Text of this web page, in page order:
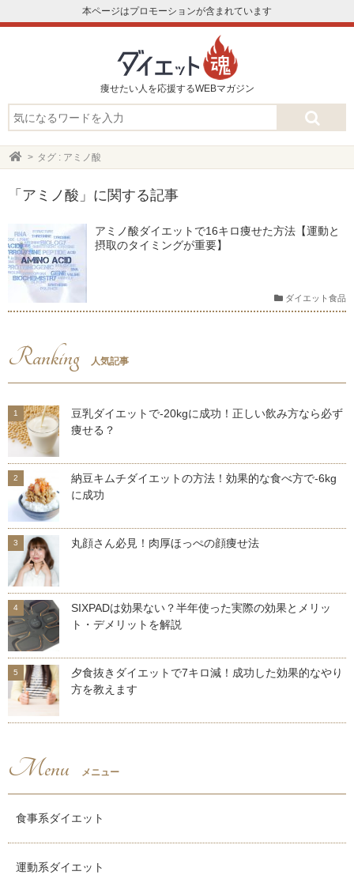
本ページはプロモーションが含まれています
痩せたい人を応援するWEBマガジン
タグ : アミノ酸
「アミノ酸」に関する記事
アミノ酸ダイエットで16キロ痩せた方法【運動と
摂取のタイミングが重要】
ダイエット食品
Ranking 人気記事
豆乳ダイエットで-20kgに成功！正しい飲み方なら必ず
痩せる？
納豆キムチダイエットの方法！効果的な食べ方で-6kg
に成功
丸顔さん必見！肉厚ほっぺの顔痩せ法
SIXPADは効果ない？半年使った実際の効果とメリッ
ト・デメリットを解説
夕食抜きダイエットで7キロ減！成功した効果的なやり
方を教えます
Menu メニュー
食事系ダイエット
運動系ダイエット